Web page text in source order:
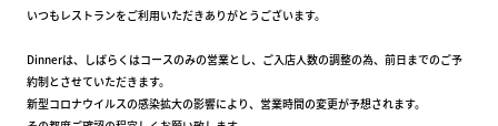
いつもレストランをご利用いただきありがとうございます。
Dinnerは、しばらくはコースのみの営業とし、ご入店人数の調整の為、前日までのご予
約制とさせていただきます。
新型コロナウイルスの感染拡大の影響により、営業時間の変更が予想されます。